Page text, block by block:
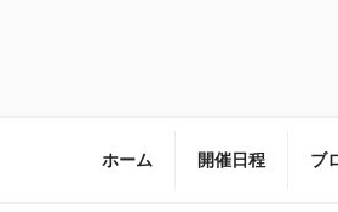
ホーム 開催日程 ブ